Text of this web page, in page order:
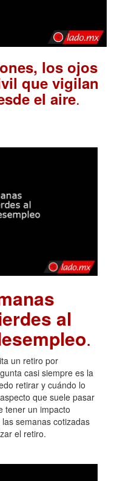
los ojos
que vigilan
el aire.
al
.
un retiro por
casi siempre es la
retirar y cuándo lo
que suele pasar
tener un impacto
semanas cotizadas
el retiro.